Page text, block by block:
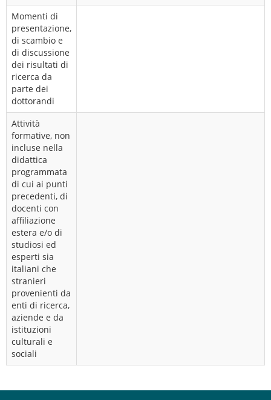
Momenti di
presentazione,
di scambio e
di discussione
dei risultati di
ricerca da
parte dei
dottorandi
Attività
formative, non
incluse nella
didattica
programmata
di cui ai punti
precedenti, di
docenti con
affiliazione
estera e/o di
studiosi ed
esperti sia
italiani che
stranieri
provenienti da
enti di ricerca,
aziende e da
istituzioni
culturali e
sociali